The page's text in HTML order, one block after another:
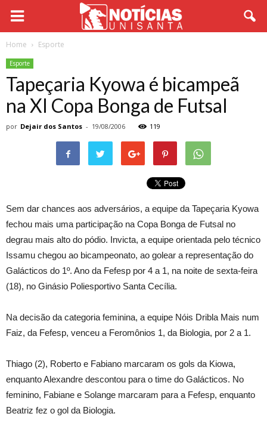
Home Esporte
Esporte
Tapeçaria Kyowa é bicampeã
na XI Copa Bonga de Futsal
por Dejair dos Santos - 19/08/2006 119
Sem dar chances aos adversários, a equipe da Tapeçaria Kyowa
fechou mais uma participação na Copa Bonga de Futsal no
degrau mais alto do pódio. Invicta, a equipe orientada pelo técnico
Issamu chegou ao bicampeonato, ao golear a representação do
Galácticos do 1º. Ano da Fefesp por 4 a 1, na noite de sexta-feira
(18), no Ginásio Poliesportivo Santa Cecília.
Na decisão da categoria feminina, a equipe Nóis Dribla Mais num
Faiz, da Fefesp, venceu a Feromônios 1, da Biologia, por 2 a 1.
Thiago (2), Roberto e Fabiano marcaram os gols da Kiowa,
enquanto Alexandre descontou para o time do Galácticos. No
feminino, Fabiane e Solange marcaram para a Fefesp, enquanto
Beatriz fez o gol da Biologia.